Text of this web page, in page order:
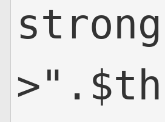
strong